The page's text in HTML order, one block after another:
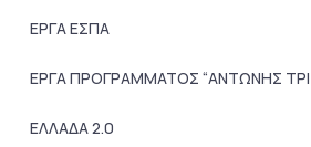
ΕΡΓΑ ΕΣΠΑ
ΕΡΓΑ ΠΡΟΓΡΑΜΜΑΤΟΣ “ΑΝΤΩΝΗΣ
ΕΛΛΑΔΑ 2.0